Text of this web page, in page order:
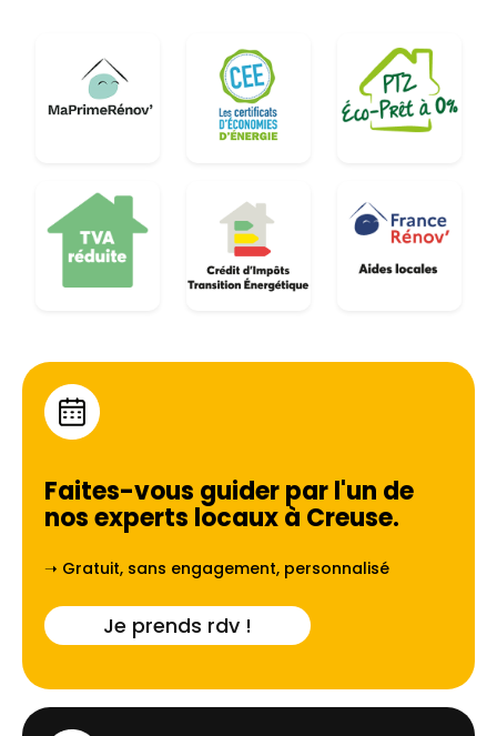
Faites-vous guider par l'un de
nos experts locaux à Creuse.
➝ Gratuit, sans engagement, personnalisé
Je prends rdv !